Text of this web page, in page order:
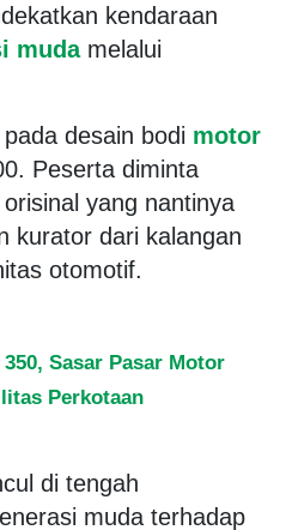
kendaraan
muda melalui
desain bodi motor
Peserta diminta
yang nantinya
kurator dari kalangan
otomotif.
Sasar Pasar Motor
Perkotaan
di tengah
muda terhadap